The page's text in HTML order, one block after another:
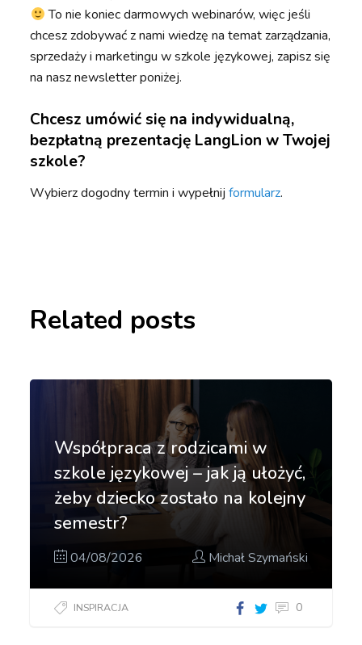
To nie koniec darmowych webinarów, więc jeśli
chcesz zdobywać z nami wiedzę na temat zarządzania,
sprzedaży i marketingu w szkole językowej, zapisz się
na nasz newsletter poniżej.
Chcesz umówić się na indywidualną,
bezpłatną prezentację LangLion w Twojej
szkole?
Wybierz dogodny termin i wypełnijformularz.
Related posts
Współpraca z rodzicami w
szkole językowej – jak ją ułożyć,
żeby dziecko zostało na kolejny
semestr?
04/08/2026 Michał Szymański
INSPIRACJA 0